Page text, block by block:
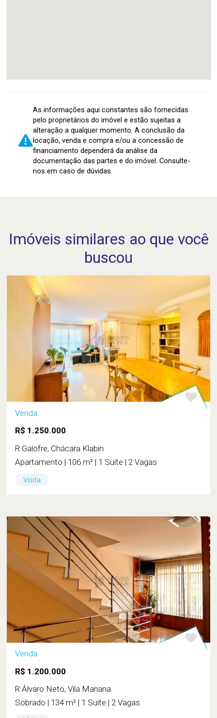
As informações aqui constantes são fornecidas
pelo proprietários do imóvel e estão sujeitas a
alteração a qualquer momento. A conclusão da
locação, venda e compra e/ou a concessão de
financiamento dependerá da análise da
documentação das partes e do imóvel. Consulte-
nos em caso de dúvidas.
Imóveis similares ao que você
buscou
Venda
R$ 1.250.000
R Galofre, Chácara Klabin
Apartamento | 106 m² | 1 Suíte | 2 Vagas
Visita
Venda
R$ 1.200.000
R Álvaro Neto, Vila Mariana
Sobrado | 134 m² | 1 Suíte | 2 Vagas